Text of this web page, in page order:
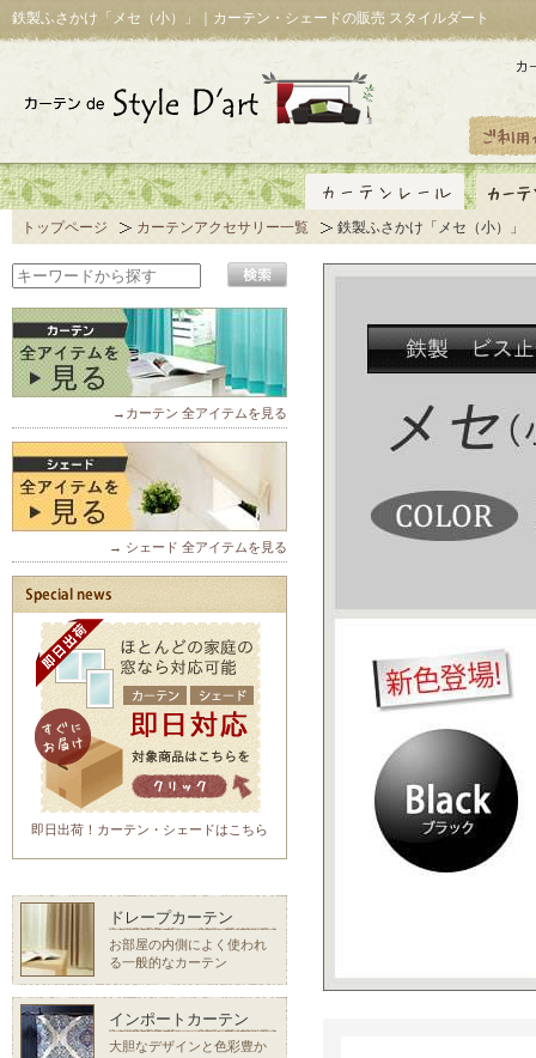
鉄製ふさかけ「メセ（小）」｜カーテン・シェードの販売 スタイルダート
トップページ カーテンアクセサリー一覧 鉄製ふさかけ「メセ（小）」
→カーテン 全アイテムを見る
→ シェード 全アイテムを見る
即日出荷！カーテン・シェードはこちら
ドレープカーテン
お部屋の内側によく使われ
る一般的なカーテン
インポートカーテン
大胆なデザインと色彩豊か